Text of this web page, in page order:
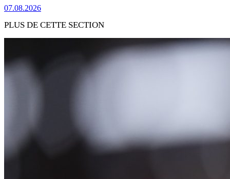
07.08.2026
PLUS DE CETTE SECTION